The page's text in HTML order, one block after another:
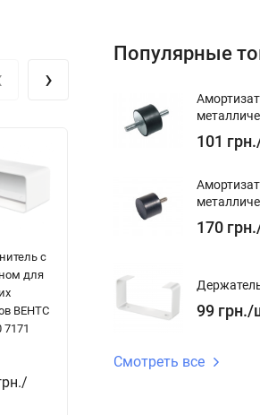
с
для
ВЕНТС
7171
/
ВЕНТС
60*122/0.5 7005
241 грн./
›
Популярные
101 грн.
170 грн.
99 грн./
Смотреть все